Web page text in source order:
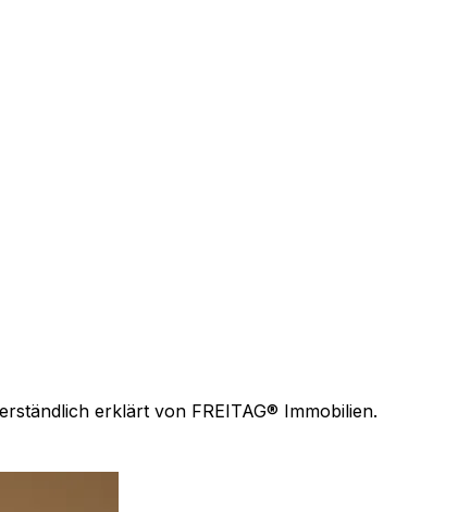
erklärt von FREITAG® Immobilien.